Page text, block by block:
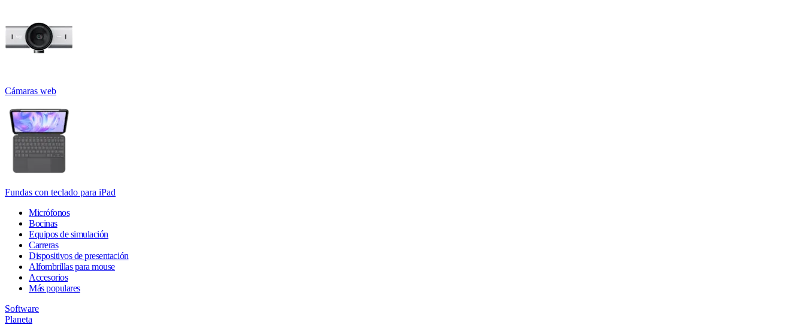
Cámaras web
Fundas con teclado para iPad
Micrófonos
Bocinas
Equipos de simulación
Carreras
Dispositivos de presentación
Alfombrillas para mouse
Accesorios
Más populares
Software
Planeta